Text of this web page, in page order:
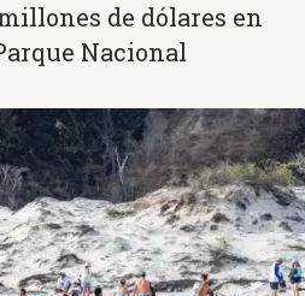
de dólares en
Nacional